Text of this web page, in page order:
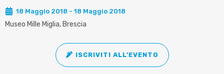
18 Maggio 2018 - 18 Maggio 2018
Museo Mille Miglia, Brescia
ISCRIVITI ALL’EVENTO